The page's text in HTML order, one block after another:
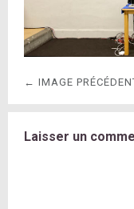
← IMAGE
Laisser un